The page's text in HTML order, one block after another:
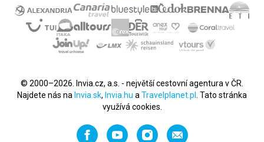
© 2000–2026. Invia.cz, a.s. - největší cestovní agentura v ČR.
Najdete nás na Invia.sk, Invia.hu a Travelplanet.pl . Tato stránka
využívá cookies.
FacebookYouTubeInstagramNapište